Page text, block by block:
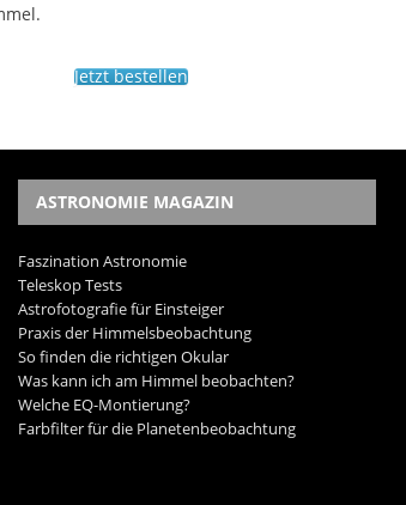
Jetzt bestellen
ASTRONOMIE MAGAZIN
Faszination Astronomie
Teleskop Tests
Astrofotografie für Einsteiger
Praxis der Himmelsbeobachtung
So finden die richtigen Okular
Was kann ich am Himmel beobachten?
Welche EQ-Montierung?
Farbfilter für die Planetenbeobachtung